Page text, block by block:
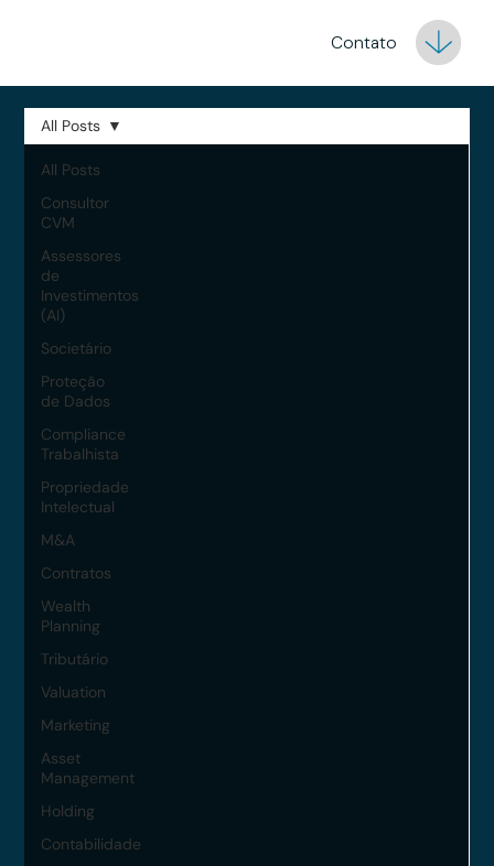
Contato
All Posts
Consultor
CVM
Assessores
de
Investimentos
(AI)
Societário
Proteção
de Dados
Compliance
Trabalhista
Propriedade
Intelectual
M&A
Contratos
Wealth
Planning
Tributário
Valuation
Marketing
Asset
Management
Holding
Contabilidade
All Posts